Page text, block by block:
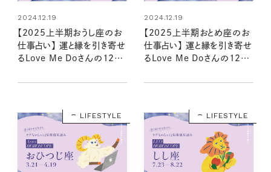
2024.12.19
【2025上半期おうし座のお
仕事占い】 運と縁を引き寄せ
るLove Me Doさんの12星
2024.12.19
【2025上半期おとめ座のお
仕事占い】 運と縁を引き寄せ
るLove Me Doさんの12星
LIFESTYLE LIFESTYLE